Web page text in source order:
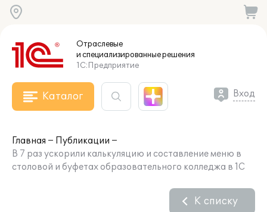
Отраслевые
и специализированныерешения
1С:Предприятие
Каталог Вход
Главная
Публикации
В 7 раз ускорили калькуляцию и составление меню в
столовой и буфетах образовательного колледжа в 1С
К списку